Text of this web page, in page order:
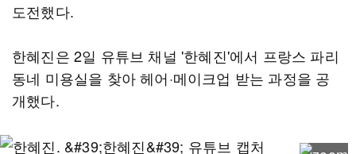
도전했다.
한혜진은 2일 유튜브 채널 '한혜진'에서 프랑스 파리
동네 미용실을 찾아 헤어·메이크업 받는 과정을 공
개했다.